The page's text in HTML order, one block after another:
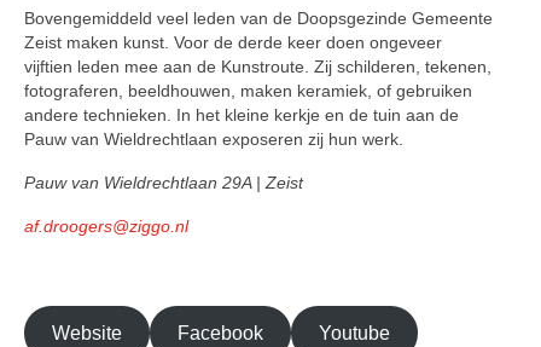
Bovengemiddeld veel leden van de Doopsgezinde Gemeente
Zeist maken kunst. Voor de derde keer doen ongeveer
vijftien leden mee aan de Kunstroute. Zij schilderen, tekenen,
fotograferen, beeldhouwen, maken keramiek, of gebruiken
andere technieken. In het kleine kerkje en de tuin aan de
Pauw van Wieldrechtlaan exposeren zij hun werk.
Pauw van Wieldrechtlaan 29A | Zeist
af.droogers@ziggo.nl
Website Facebook Youtube